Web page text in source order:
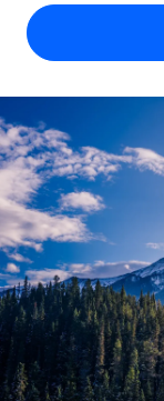
世界中の契
PEO
複雑な雇用
Remote統
人事機能を
プラット
チームのた
Remoteを
成長の段階
スタートア
成長中の企
リューション
ミッドマー
カスタマイ
企業
大企業向け
従業員コ
グローバル
ドを確認する
REMOTEで学習
リサーチおよび
活用事例
HR用語集
English
Nederlands
Français
Deutsch
Español
Italiano